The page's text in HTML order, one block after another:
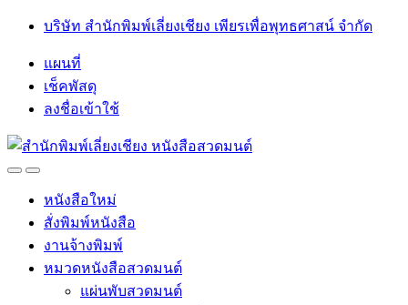
Skip
navigation
Skip
บริษัท สำนักพิมพ์เลี่ยงเชียง เพียรเพื่อพุทธศาสน์ จำกัด
แผนที่
เช็คพัสดุ
ลงชื่อเข้าใช้
OpenClose
หนังสือใหม่
สั่งพิมพ์หนังสือ
งานจ้างพิมพ์
หมวดหนังสือสวดมนต์
แผ่นพับสวดมนต์